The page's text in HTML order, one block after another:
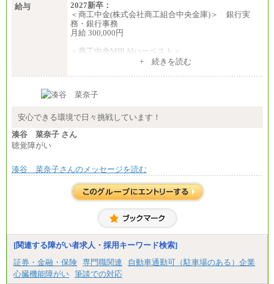
給与
2027新卒：
＜商工中金(株式会社商工組合中央金庫)＞ 銀行実
務・銀行事務
月給 300,000円
＜商工中金MIRAIハーベスト＞
+ 続きを読む
安心できる環境で日々挑戦しています！
湊谷 菜奈子 さん
聴覚障がい
湊谷 菜奈子さんのメッセージを読む
[関連する障がい者求人・採用キーワード検索]
証券・金融・保険 専門職関連
自動車通勤可（駐車場のある）企業
心臓機能障がい 筆談での対応